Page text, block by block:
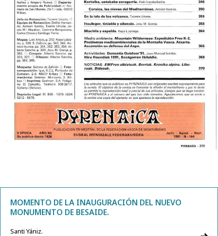
MOMENTO DE LA INAUGURACIÓN DEL NUEVO
MONUMENTO DE BESAIDE.
Santi Yániz.